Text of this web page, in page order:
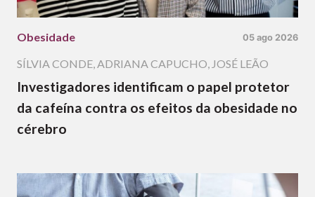
Obesidade 05 ago 2026
SÍLVIA CONDE,ADRIANA CAPUCHO, JOSÉ LEÃO
Investigadores identificam o papel protetor
da cafeína contra os efeitos da obesidade no
cérebro